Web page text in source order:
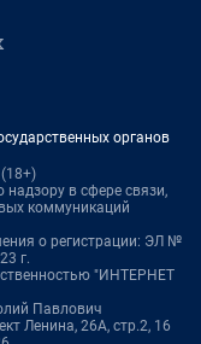
органов
в сфере связи,
коммуникаций
о регистрации: ЭЛ №
г.
"ИНТЕРНЕТ
Павлович
Ленина, 26А, стр.2, 16